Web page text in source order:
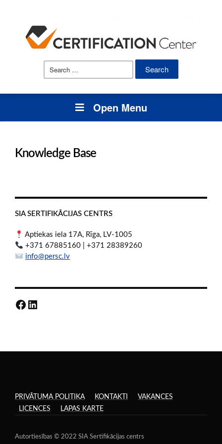
Search
Open Menu
Knowledge Base
SIA SERTIFIKĀCIJAS CENTRS
Aptiekas iela 17A, Rīga, LV-1005
+371 67885160 | +371 28389260
info@persc.lv
Facebook
LinkedIn
PRIVĀTUMA POLITIKA KONTAKTI
VAKANCES
LICENCES
LAPAS KARTE
Autortiesības © 2022 SIA Sertifikācijas centrs